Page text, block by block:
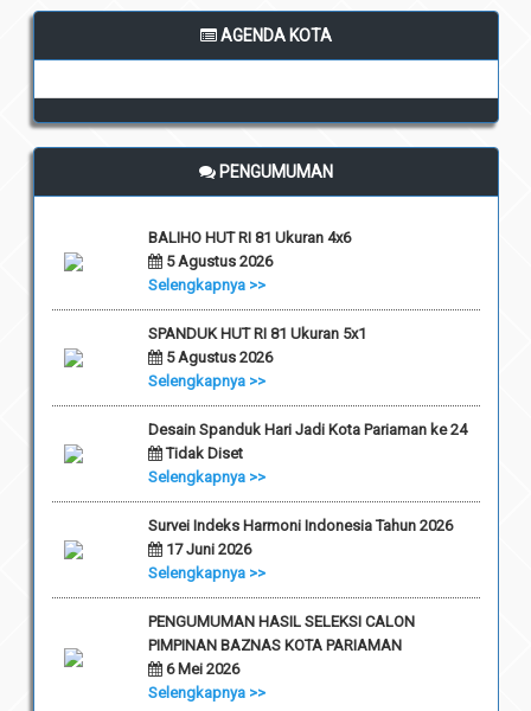
AGENDA KOTA
PENGUMUMAN
BALIHO HUT RI 81 Ukuran 4x6
5 Agustus 2026
Selengkapnya >>
SPANDUK HUT RI 81 Ukuran 5x1
5 Agustus 2026
Selengkapnya >>
Desain Spanduk Hari Jadi Kota Pariaman ke 24
Tidak Diset
Selengkapnya >>
Survei Indeks Harmoni Indonesia Tahun 2026
17 Juni 2026
Selengkapnya >>
PENGUMUMAN HASIL SELEKSI CALON
PIMPINAN BAZNAS KOTA PARIAMAN
6 Mei 2026
Selengkapnya >>